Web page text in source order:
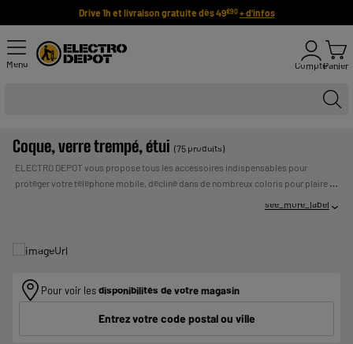
Drive 1h et livraison gratuite dès 49€90 + d'infos
Menu ComptePanier
Coque, verre trempé, étui (75 produits)
ELECTRO DEPOT vous propose tous les accessoires indispensables pour
protéger votre téléphone mobile, décliné dans de nombreux coloris pour plaire à
nombre de modèles (Samsung Galaxy, Iphone récents, Huawei). Profitez de nos
plusieurs fois :
REMBOURSE. VERIFIEZ VOS CAPACITES DE
see_more_label
Pour voir lesdisponibilités de votre magasin
Entrez votre code postal ou ville